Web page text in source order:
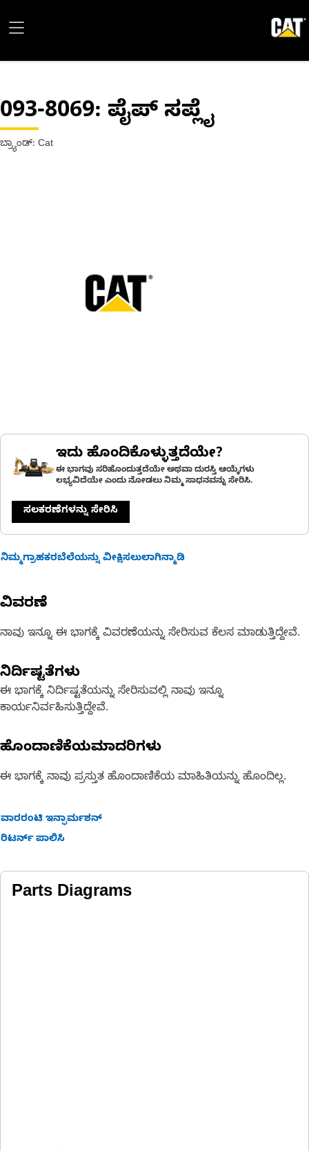
093-8069: ಪೈಪ್ ಸಪ್ಲೈ
ಬ್ರ್ಯಾಂಡ್: Cat
ಇದು ಹೊಂದಿಕೊಳ್ಳುತ್ತದೆಯೇ?
ಈ ಭಾಗವು ಸರಿಹೊಂದುತ್ತದೆಯೇ ಅಥವಾ ದುರಸ್ತಿ ಆಯ್ಕೆಗಳು
ಲಭ್ಯವಿದೆಯೇ ಎಂದು ನೋಡಲು ನಿಮ್ಮ ಸಾಧನವನ್ನು ಸೇರಿಸಿ.
ಸಲಕರಣೆಗಳನ್ನು ಸೇರಿಸಿ
ನಿಮ್ಮಗ್ರಾಹಕರಬೆಲೆಯನ್ನು ವೀಕ್ಷಿಸಲುಲಾಗಿನ್ಮಾಡಿ
ವಿವರಣೆ
ನಾವು ಇನ್ನೂ ಈ ಭಾಗಕ್ಕೆ ವಿವರಣೆಯನ್ನು ಸೇರಿಸುವ ಕೆಲಸ ಮಾಡುತ್ತಿದ್ದೇವೆ.
ನಿರ್ದಿಷ್ಟತೆಗಳು
ಈ ಭಾಗಕ್ಕೆ ನಿರ್ದಿಷ್ಟತೆಯನ್ನು ಸೇರಿಸುವಲ್ಲಿ ನಾವು ಇನ್ನೂ
ಕಾರ್ಯನಿರ್ವಹಿಸುತ್ತಿದ್ದೇವೆ.
ಹೊಂದಾಣಿಕೆಯಮಾದರಿಗಳು
ಈ ಭಾಗಕ್ಕೆ ನಾವು ಪ್ರಸ್ತುತ ಹೊಂದಾಣಿಕೆಯ ಮಾಹಿತಿಯನ್ನು ಹೊಂದಿಲ್ಲ.
ವಾರರಂಟಿ ಇನ್ಫಾರ್ಮಶನ್
ರಿಟರ್ನ್ ಪಾಲಿಸಿ
Parts Diagrams